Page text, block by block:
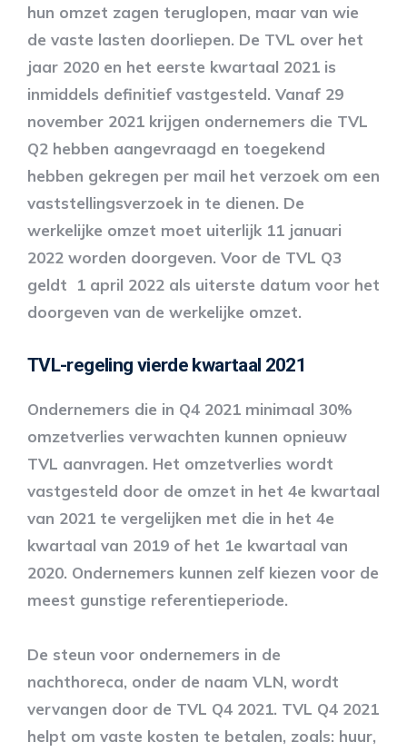
hun omzet zagen teruglopen, maar van wie
de vaste lasten doorliepen. De TVL over het
jaar 2020 en het eerste kwartaal 2021 is
inmiddels definitief vastgesteld. Vanaf 29
november 2021 krijgen ondernemers die TVL
Q2 hebben aangevraagd en toegekend
hebben gekregen per mail het verzoek om een
vaststellingsverzoek in te dienen. De
werkelijke omzet moet uiterlijk 11 januari
2022 worden doorgeven. Voor de TVL Q3
geldt 1 april 2022 als uiterste datum voor het
doorgeven van de werkelijke omzet.
TVL-regeling vierde kwartaal 2021
Ondernemers die in Q4 2021 minimaal 30%
omzetverlies verwachten kunnen opnieuw
TVL aanvragen. Het omzetverlies wordt
vastgesteld door de omzet in het 4e kwartaal
van 2021 te vergelijken met die in het 4e
kwartaal van 2019 of het 1e kwartaal van
2020. Ondernemers kunnen zelf kiezen voor de
meest gunstige referentieperiode.
De steun voor ondernemers in de
nachthoreca, onder de naam VLN, wordt
vervangen door de TVL Q4 2021. TVL Q4 2021
helpt om vaste kosten te betalen, zoals: huur,